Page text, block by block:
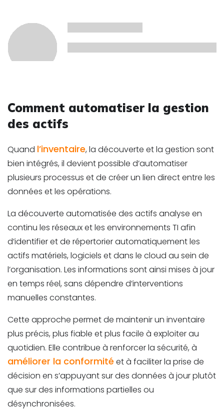
Comment automatiser la gestion
des actifs
Quand l’inventaire, la découverte et la gestion sont
bien intégrés, il devient possible d’automatiser
plusieurs processus et de créer un lien direct entre les
données et les opérations.
La découverte automatisée des actifs analyse en
continu les réseaux et les environnements TI afin
d’identifier et de répertorier automatiquement les
actifs matériels, logiciels et dans le cloud au sein de
l’organisation. Les informations sont ainsi mises à jour
en temps réel, sans dépendre d’interventions
manuelles constantes.
Cette approche permet de maintenir un inventaire
plus précis, plus fiable et plus facile à exploiter au
quotidien. Elle contribue à renforcer la sécurité, à
améliorer la conformité età faciliter la prise de
décision en s’appuyant sur des données à jour plutôt
que sur des informations partielles ou
désynchronisées.